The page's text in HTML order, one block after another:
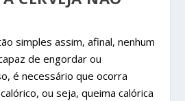
simples assim, afinal, nenhum
de engordar ou
é necessário que ocorra
ou seja, queima calórica